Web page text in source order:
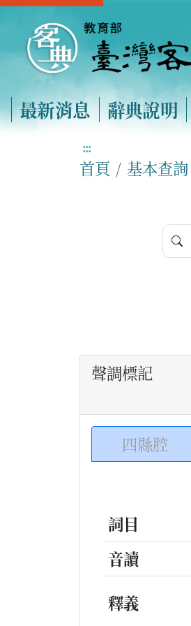
最新消息 辭典說明
:::
首頁 基本查詢
聲調標記
四縣腔
詞目
音讀
釋義